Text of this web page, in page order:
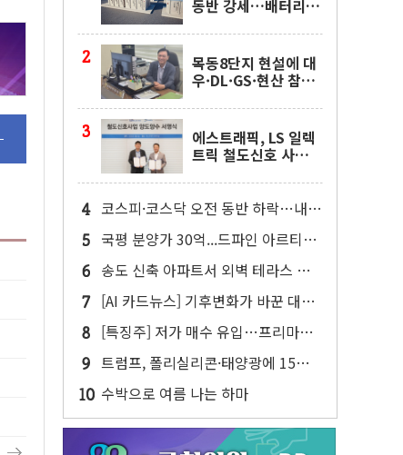
동반 강세…배터리3
목동8단지 현설에 대
우·DL·GS·현산 참
가' 조건
에스트래픽, LS 일렉
트릭 철도신호 사업
코스피·코스닥 오전 동반 하락…내
린 종목이 두 배 넘어
국평 분양가 30억...드파인 아르티아
15가구 '줍줍' 나왔다
송도 신축 아파트서 외벽 테라스 떨
어져…SK에코플랜트 "전수 조사"
[AI 카드뉴스] 기후변화가 바꾼 대한
민국 여름
[특징주] 저가 매수 유입…프리마켓
대형주 소폭 반등
트럼프, 폴리실리콘·태양광에 15%
관세…한국 등엔 '합산 상한' 적용
수박으로 여름 나는 하마